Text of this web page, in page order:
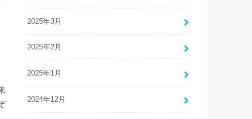
2025年3月
2025年2月
2025年1月
2024年12月